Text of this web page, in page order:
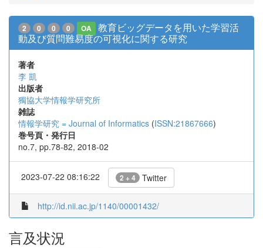
2 0 0 0 OA
教育ビッグデータを用いた学習活
動及び質問難易度の可視化に関する研究
著者
李 凱
出版者
獨協大学情報学研究所
雑誌
情報学研究 = Journal of Informatics (ISSN:21867666)
巻号頁・発行日
no.7, pp.78-82, 2018-02
2023-07-22 08:16:22 2 + 4 Twitter
http://id.nii.ac.jp/1140/00001432/
言及状況